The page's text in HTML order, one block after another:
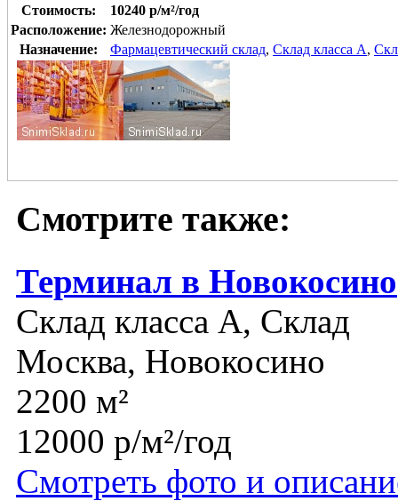
Стоимость:
10240 р/м²/год
Расположение: Железнодорожный
Назначение:
Фармацевтический склад, Склад класса A,
Смотрите также:
Терминал в Новокосино
Склад класса A, Склад
Москва, Новокосино
2200 м²
12000 р/м²/год
Смотреть фото и